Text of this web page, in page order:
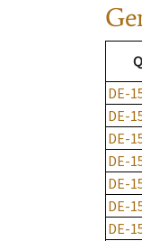
DE-
DE-
DE-
DE-
DE-
DE-
DE-